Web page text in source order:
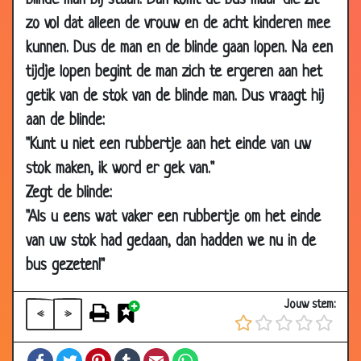
zo vol dat alleen de vrouw en de acht kinderen mee
kunnen. Dus de man en de blinde gaan lopen. Na een
tijdje lopen begint de man zich te ergeren aan het
getik van de stok van de blinde man. Dus vraagt hij
aan de blinde:
"Kunt u niet een rubbertje aan het einde van uw
stok maken, ik word er gek van."
Zegt de blinde:
"Als u eens wat vaker een rubbertje om het einde
van uw stok had gedaan, dan hadden we nu in de
bus gezeten!"
« »
Jouw stem:
FacebookTwitterPinterestTumblrEmail
2006
5 euro
07 Aug
2006
Lekke band 3.03
07 Aug
2006
Visrestaurant 3.07
06 Aug
2006
Appelpitten
31 Jul
2006
Hond 3.04
29 Jul
2006
Gefeliciteerd! 3.47
29 Jul
2006
Gabbers 3.18